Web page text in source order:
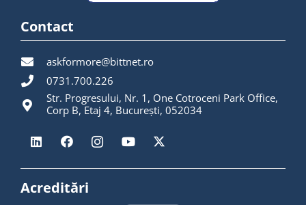
Contact
askformore@bittnet.ro
0731.700.226
Str. Progresului, Nr. 1, One Cotroceni Park Office,
Corp B, Etaj 4, București, 052034
Acreditări